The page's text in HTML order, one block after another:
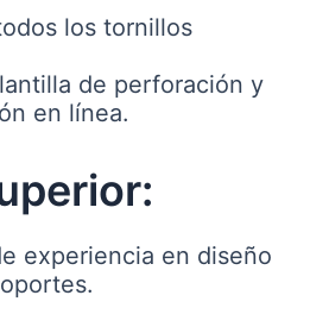
los tornillos
de perforación y
en línea.
experiencia en diseño